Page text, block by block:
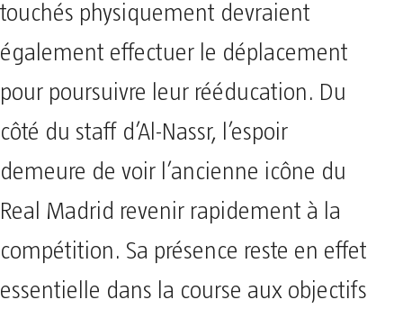
touchés physiquement devraient
également effectuer le déplacement
pour poursuivre leur rééducation. Du
côté du staff d’Al-Nassr, l’espoir
demeure de voir l’ancienne icône du
Real Madrid revenir rapidement à la
compétition. Sa présence reste en effet
essentielle dans la course aux objectifs